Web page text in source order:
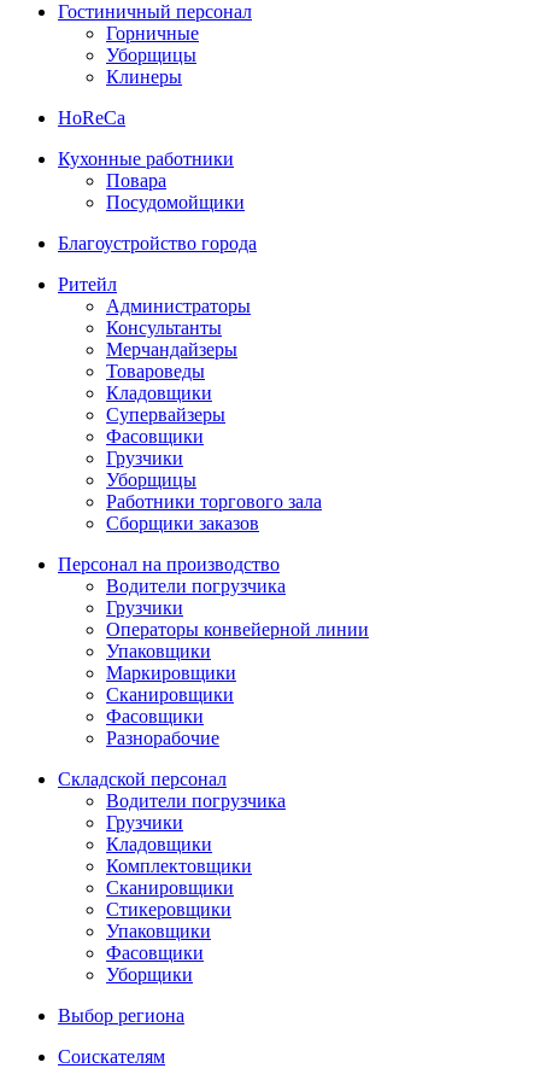
Гостиничный персонал
Горничные
Уборщицы
Клинеры
HoReCa
Кухонные работники
Повара
Посудомойщики
Благоустройство города
Ритейл
Администраторы
Консультанты
Мерчандайзеры
Товароведы
Кладовщики
Супервайзеры
Фасовщики
Грузчики
Уборщицы
Работники торгового зала
Сборщики заказов
Персонал на производство
Водители погрузчика
Грузчики
Операторы конвейерной линии
Упаковщики
Маркировщики
Сканировщики
Фасовщики
Разнорабочие
Складской персонал
Водители погрузчика
Грузчики
Кладовщики
Комплектовщики
Сканировщики
Стикеровщики
Упаковщики
Фасовщики
Уборщики
Выбор региона
Соискателям